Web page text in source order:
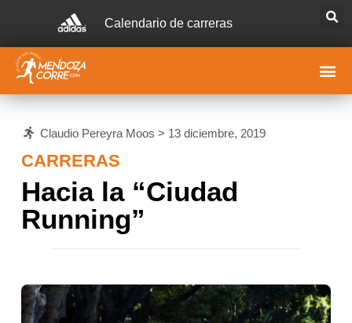
Calendario de carreras
Claudio Pereyra Moos > 13 diciembre, 2019
CARRERAS
Hacia la “Ciudad
Running”